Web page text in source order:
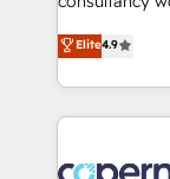
growth •
buyers • Use AI to
lasts. So if you're ready to become the most trusted
businesses. We go beyond implementation, shaping
the strategy,
HubSpot into a
HubSpot's
worldwide,
Elite4.9